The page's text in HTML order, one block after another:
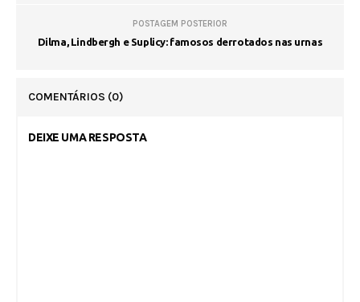
POSTAGEM POSTERIOR
Dilma, Lindbergh e Suplicy: famosos derrotados nas urnas
COMENTÁRIOS (0)
DEIXE UMA RESPOSTA